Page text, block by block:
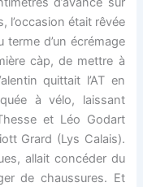
l’occasion était rêvée
terme d’un écrémage
càp, de mettre à
quittait l’AT en
à vélo, laissant
et Léo Godart
Grard (Lys Calais).
allait concéder du
de chaussures. Et